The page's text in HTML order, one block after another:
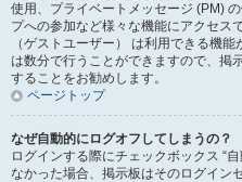
使用、プライベートメッセージ (PM)
プへの参加など様々な機能にアクセス
（ゲストユーザー） は利用できる機
は数分で行うことができますので、掲
することをお勧めします。
ページトップ
なぜ自動的にログオフしてしまうの？
ログインする際にチェックボックス “
なかった場合、掲示板はそのログイン